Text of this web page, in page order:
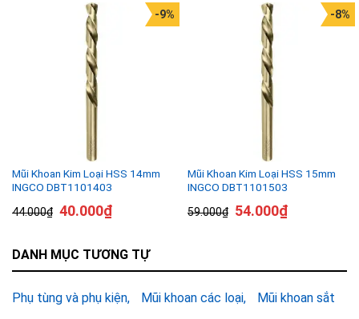
Mũi Khoan Kim Loại HSS 14mm
INGCO DBT1101403
44.000₫
-9%
40.000₫
Mũi Khoan Kim Loại HSS 15mm
INGCO DBT1101503
59.000₫
-8%
54.000₫
DANH MỤC TƯƠNG TỰ
Phụ tùng và phụ kiện Mũi khoan các loại Mũi khoan sắt